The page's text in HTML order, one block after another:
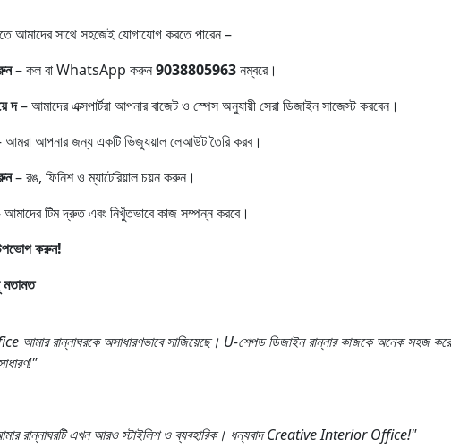
আমাদের সাথে সহজেই যোগাযোগ করতে পারেন –
– কল বা WhatsApp করুন9038805963নম্বরে।
দ– আমাদের এক্সপার্টরা আপনার বাজেট ও স্পেস অনুযায়ী সেরা ডিজাইন সাজেস্ট করবেন।
আপনার জন্য একটি ভিজ্যুয়াল লেআউট তৈরি করব।
– রঙ, ফিনিশ ও ম্যাটেরিয়াল চয়ন করুন।
টিম দ্রুত এবং নিখুঁতভাবে কাজ সম্পন্ন করবে।
করুন!
মতামত
রান্নাঘরকে অসাধারণভাবে সাজিয়েছে। U-শেপড ডিজাইন রান্নার কাজকে অনেক সহজ
রান্নাঘরটি এখন আরও স্টাইলিশ ও ব্যবহারিক। ধন্যবাদ Creative Interior Office!"